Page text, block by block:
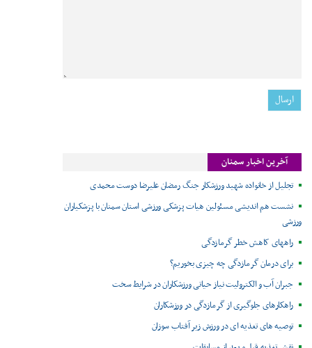
آخرین اخبار سمنان
تجلیل از خانواده شهید ورزشکار جنگ رمضان علیرضا دوست محمدی
نشست هم اندیشی مسئولین هیات پزشکی ورزشی استان سمنان با پزشکیاران
ورزشی
راههای کاهش خطر گرمازدگی
برای درمان گرمازدگی چه چیزی بخوریم؟
جبران آب و الکترولیت نیاز حیاتی ورزشکاران در شرایط سخت
راهکارهای جلوگیری از گرمازدگی در ورزشکاران
توصیه های تغذیه ای در ورزش زیر آفتاب سوزان